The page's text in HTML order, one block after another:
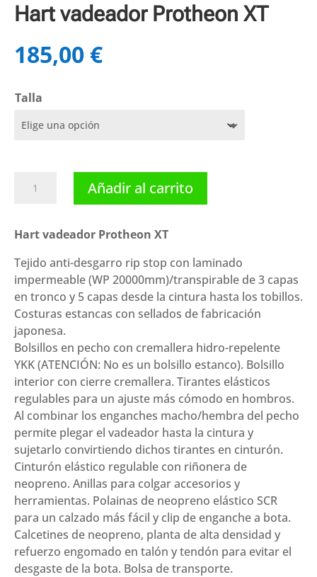
Hart vadeador Protheon XT
185,00 €
Talla
vadeador
XT
Añadir al carrito
Hart vadeador Protheon XT
Tejido anti-desgarro rip stop con laminado
impermeable (WP 20000mm)/transpirable de 3 capas
en tronco y 5 capas desde la cintura hasta los tobillos.
Costuras estancas con sellados de fabricación
japonesa.
Bolsillos en pecho con cremallera hidro-repelente
YKK (ATENCIÓN: No es un bolsillo estanco). Bolsillo
interior con cierre cremallera. Tirantes elásticos
regulables para un ajuste más cómodo en hombros.
Al combinar los enganches macho/hembra del pecho
permite plegar el vadeador hasta la cintura y
sujetarlo convirtiendo dichos tirantes en cinturón.
Cinturón elástico regulable con riñonera de
neopreno. Anillas para colgar accesorios y
herramientas. Polainas de neopreno elástico SCR
para un calzado más fácil y clip de enganche a bota.
Calcetines de neopreno, planta de alta densidad y
refuerzo engomado en talón y tendón para evitar el
desgaste de la bota. Bolsa de transporte.